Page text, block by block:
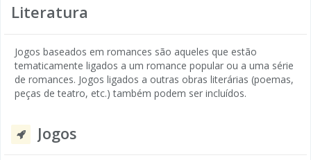
Literatura
Jogos baseados em romances são aqueles que estão
tematicamente ligados a um romance popular ou a uma série
de romances. Jogos ligados a outras obras literárias (poemas,
peças de teatro, etc.) também podem ser incluídos.
Jogos